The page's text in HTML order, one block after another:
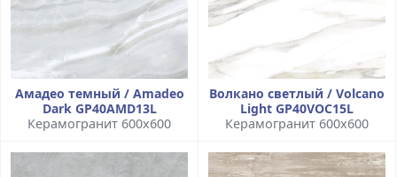
Амадео темный / Amadeo
Dark GP40AMD13L
Керамогранит 600x600
Волкано светлый / Volcano
Light GP40VOC15L
Керамогранит 600x600